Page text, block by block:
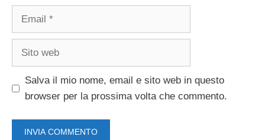
Email
Sito
Salva il mio nome, email e sito web in questo
browser per la prossima volta che commento.